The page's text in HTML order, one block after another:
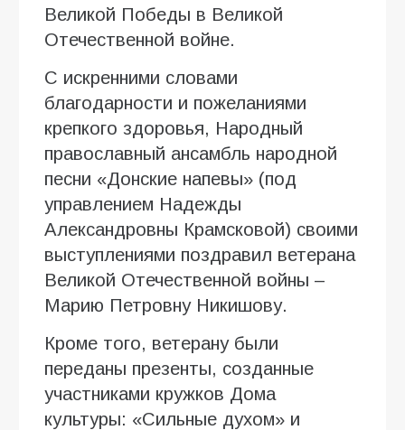
Великой Победы в Великой
Отечественной войне.
С искренними словами
благодарности и пожеланиями
крепкого здоровья, Народный
православный ансамбль народной
песни «Донские напевы» (под
управлением Надежды
Александровны Крамсковой) своими
выступлениями поздравил ветерана
Великой Отечественной войны –
Марию Петровну Никишову.
Кроме того, ветерану были
переданы презенты, созданные
участниками кружков Дома
культуры: «Сильные духом» и